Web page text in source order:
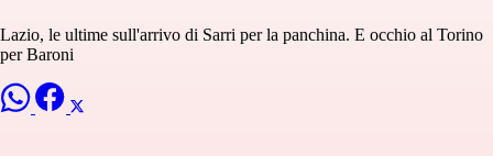
Lazio, le ultime sull'arrivo di Sarri per la panchina. E occhio al Torino
per Baroni